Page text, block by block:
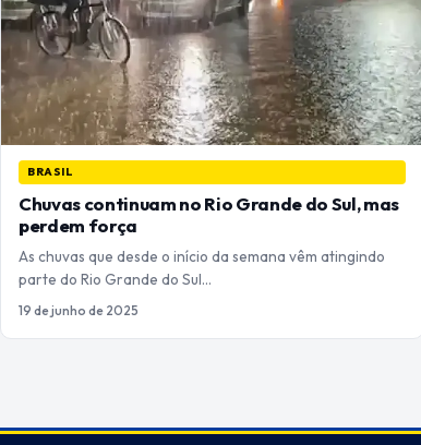
BRASIL
Chuvas continuam no Rio Grande do Sul, mas
perdem força
As chuvas que desde o início da semana vêm atingindo
parte do Rio Grande do Sul…
19 de junho de 2025